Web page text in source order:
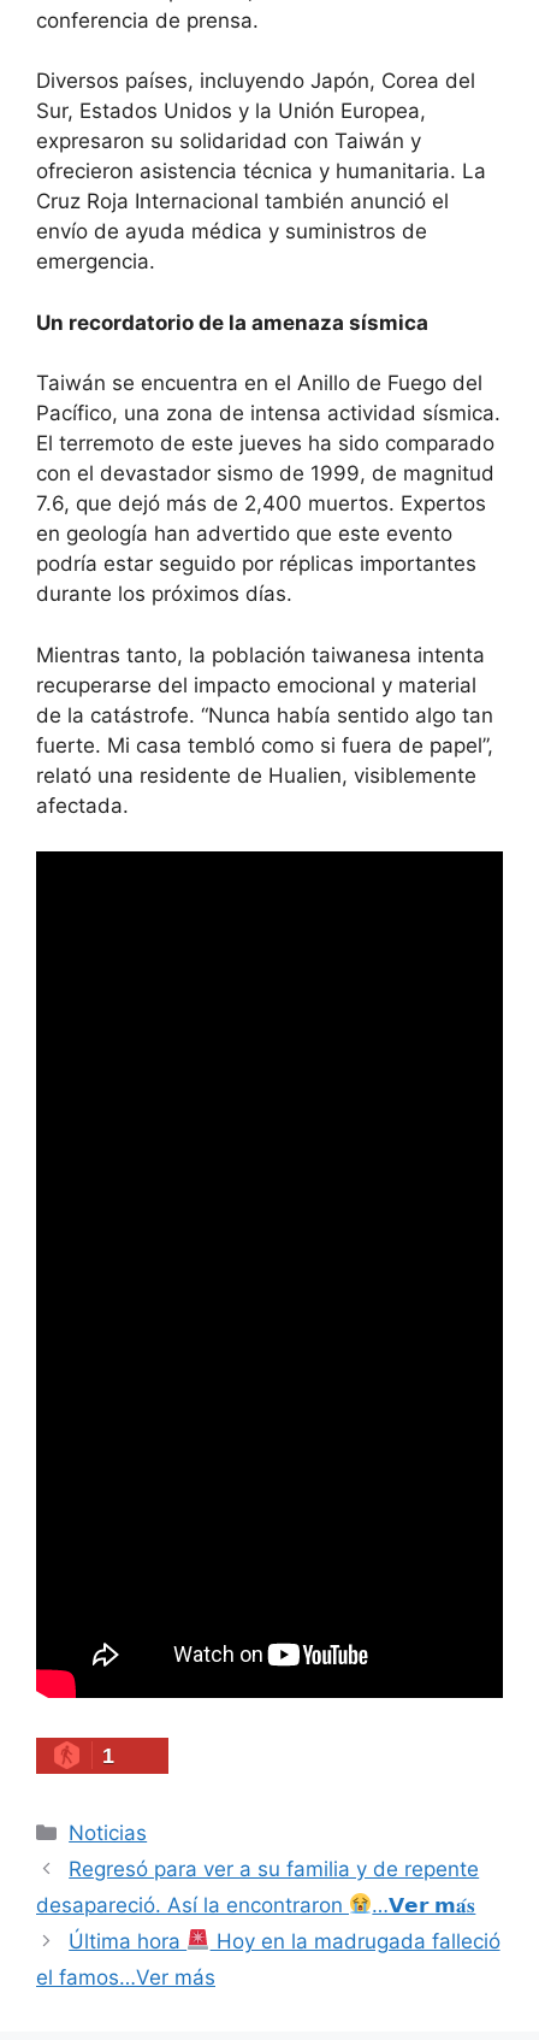
conferencia de prensa.
Diversos países, incluyendo Japón, Corea del
Sur, Estados Unidos y la Unión Europea,
expresaron su solidaridad con Taiwán y
ofrecieron asistencia técnica y humanitaria. La
Cruz Roja Internacional también anunció el
envío de ayuda médica y suministros de
emergencia.
Un recordatorio de la amenaza sísmica
Taiwán se encuentra en el Anillo de Fuego del
Pacífico, una zona de intensa actividad sísmica.
El terremoto de este jueves ha sido comparado
con el devastador sismo de 1999, de magnitud
7.6, que dejó más de 2,400 muertos. Expertos
en geología han advertido que este evento
podría estar seguido por réplicas importantes
durante los próximos días.
Mientras tanto, la población taiwanesa intenta
recuperarse del impacto emocional y material
de la catástrofe. “Nunca había sentido algo tan
fuerte. Mi casa tembló como si fuera de papel”,
relató una residente de Hualien, visiblemente
afectada.
1
Categories
Noticias
Regresó para ver a su familia y de repente
desapareció. Así la encontraron
…𝗩𝗲𝗿 𝗺𝐚́𝐬
Última hora
Hoy en la madrugada falleció
el famos…Ver más